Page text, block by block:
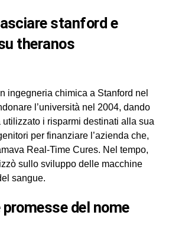
theranos
ingegneria chimica a Stanford nel
l’università nel 2004, dando
i risparmi destinati alla sua
per finanziare l’azienda che,
Real-Time Cures. Nel tempo,
sullo sviluppo delle macchine
sangue.